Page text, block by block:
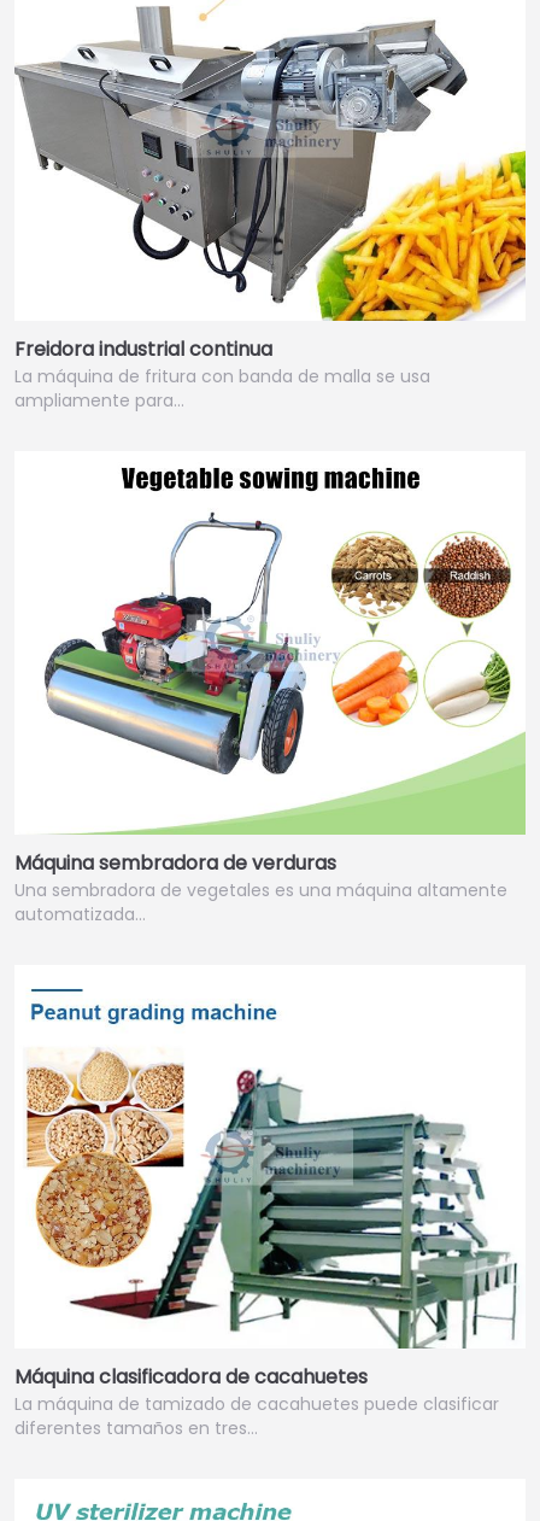
Freidora industrial continua
La máquina de fritura con banda de malla se usa
ampliamente para…
Máquina sembradora de verduras
Una sembradora de vegetales es una máquina altamente
automatizada…
Máquina clasificadora de cacahuetes
La máquina de tamizado de cacahuetes puede clasificar
diferentes tamaños en tres…